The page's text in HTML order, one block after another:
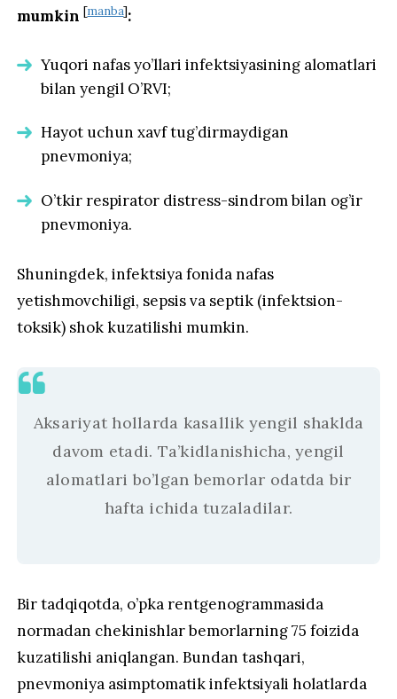
mumkin[manba]:
Yuqori nafas yo’llari infektsiyasining alomatlari
bilan yengil O’RVI;
Hayot uchun xavf tug’dirmaydigan
pnevmoniya;
O’tkir respirator distress-sindrom bilan og’ir
pnevmoniya.
Shuningdek, infektsiya fonida nafas
yetishmovchiligi, sepsis va septik (infektsion-
toksik) shok kuzatilishi mumkin.
Aksariyat hollarda kasallik yengil shaklda
davom etadi. Ta’kidlanishicha, yengil
alomatlari bo’lgan bemorlar odatda bir
hafta ichida tuzaladilar.
Bir tadqiqotda, o’pka rentgenogrammasida
normadan chekinishlar bemorlarning 75 foizida
kuzatilishi aniqlangan. Bundan tashqari,
pnevmoniya asimptomatik infektsiyali holatlarda